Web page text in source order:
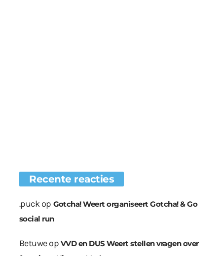
Recente reacties
.puckop Gotcha! Weert organiseert Gotcha! & Go
social run
Betuweop VVD en DUS Weert stellen vragen over